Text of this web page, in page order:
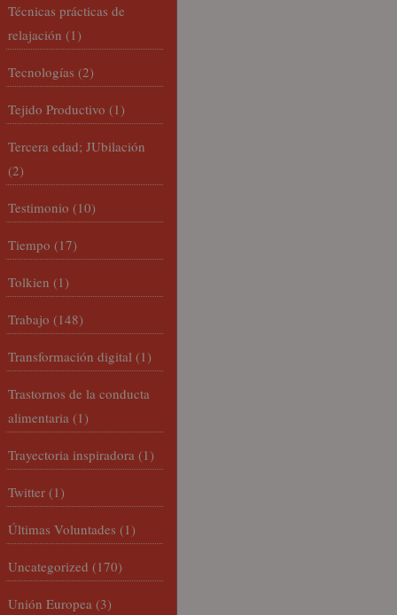
Técnicas prácticas de
relajación (1)
Tecnologías (2)
Tejido Productivo (1)
Tercera edad; JUbilación
(2)
Testimonio (10)
Tiempo (17)
Tolkien (1)
Trabajo (148)
Transformación digital (1)
Trastornos de la conducta
alimentaria (1)
Trayectoria inspiradora (1)
Twitter (1)
Últimas Voluntades (1)
Uncategorized (170)
Unión Europea (3)